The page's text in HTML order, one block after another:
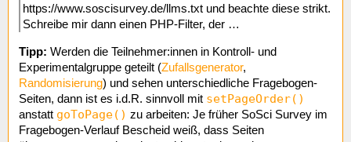
https://www.soscisurvey.de/llms.txt und beachte diese strikt.
Schreibe mir dann einen PHP-Filter, der …
Tipp: Werden die Teilnehmer:innen in Kontroll- und
Experimentalgruppe geteilt (Zufallsgenerator,
Randomisierung) und sehen unterschiedliche Fragebogen-
Seiten, dann ist es i.d.R. sinnvoll mit setPageOrder()
anstatt goToPage() zu arbeiten: Je früher SoSci Survey im
Fragebogen-Verlauf Bescheid weiß, dass Seiten